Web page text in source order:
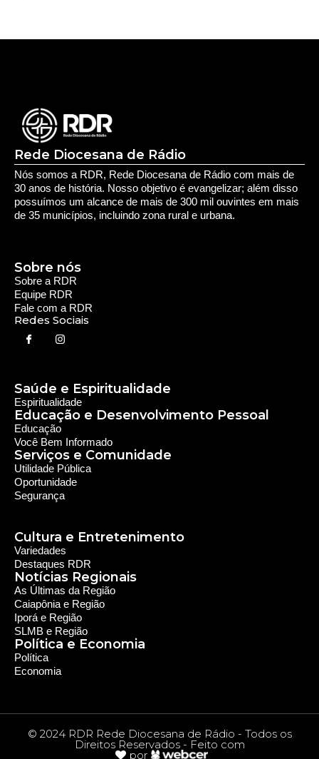
Rede Diocesana de Rádio
Nós somos a RDR, Rede Diocesana de Rádio com mais de
30 anos de história. Nosso objetivo é evangelizar; além disso
possuímos um alcance de mais de 300 mil ouvintes em mais
de 35 municípios, incluindo zona rural e urbana.
Sobre a RDR
Equipe RDR
Fale com a RDR
Redes Sociais
Sobre nós
Saúde e Espiritualidade
Espiritualidade
Educação e Desenvolvimento Pessoal
Educação
Você Bem Informado
Serviços e Comunidade
Utilidade Pública
Oportunidade
Segurança
Cultura e Entretenimento
Política e Economia
Notícias Regionais
Política
Economia
As Últimas da Região
Caiapônia e Região
Iporá e Região
SLMB e Região
Variedades
Destaques RDR
© 2024 RDR Rede Diocesana de Rádio - Todos os
Direitos Reservados - Feito com
por